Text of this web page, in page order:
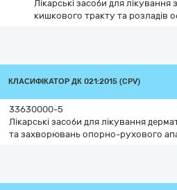
Лікарські засоби для
кишкового тракту та розладів
КЛАСИФІКАТОР ДК 021:2015 (CPV)
33630000-5
Лікарські засоби для лікування
та захворювань опорно-рухового